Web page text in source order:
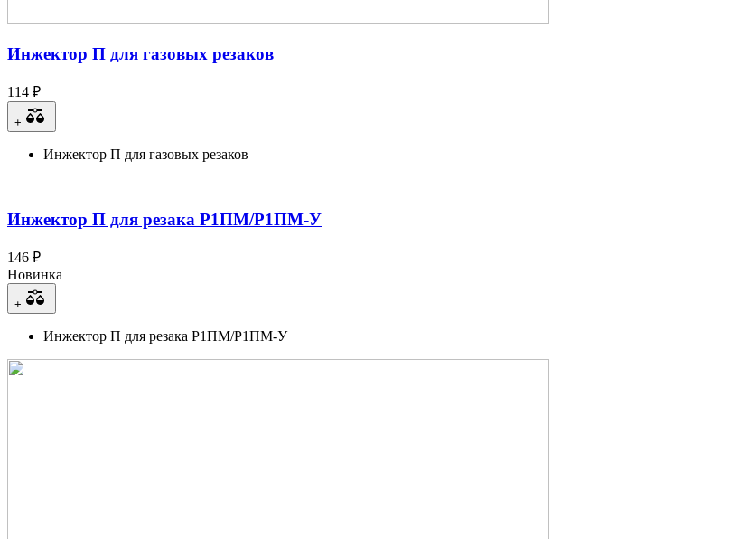
Инжектор П для газовых резаков
114 ₽
+
Инжектор П для газовых резаков
Инжектор П для резака Р1ПМ/Р1ПМ-У
146 ₽
Новинка
+
Инжектор П для резака Р1ПМ/Р1ПМ-У